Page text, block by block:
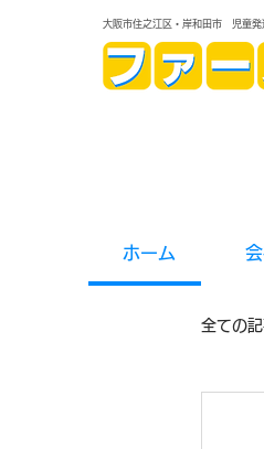
大阪市住之江区・岸和田市 児童発
ホーム
全ての